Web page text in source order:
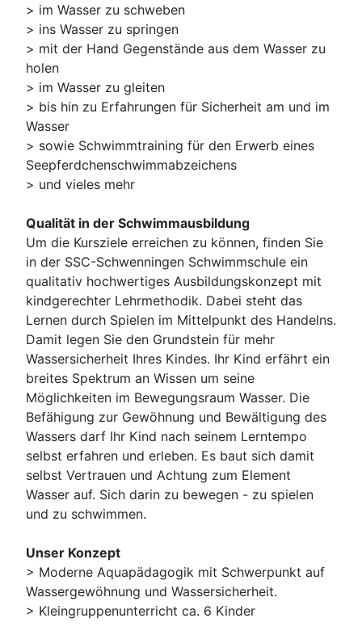
> im Wasser zu schweben
> ins Wasser zu springen
> mit der Hand Gegenstände aus dem Wasser zu
holen
> im Wasser zu gleiten
> bis hin zu Erfahrungen für Sicherheit am und im
Wasser
> sowie Schwimmtraining für den Erwerb eines
Seepferdchenschwimmabzeichens
> und vieles mehr
Qualität in der Schwimmausbildung
Um die Kursziele erreichen zu können, finden Sie
in der SSC-Schwenningen Schwimmschule ein
qualitativ hochwertiges Ausbildungskonzept mit
kindgerechter Lehrmethodik. Dabei steht das
Lernen durch Spielen im Mittelpunkt des Handelns.
Damit legen Sie den Grundstein für mehr
Wassersicherheit Ihres Kindes. Ihr Kind erfährt ein
breites Spektrum an Wissen um seine
Möglichkeiten im Bewegungsraum Wasser. Die
Befähigung zur Gewöhnung und Bewältigung des
Wassers darf Ihr Kind nach seinem Lerntempo
selbst erfahren und erleben. Es baut sich damit
selbst Vertrauen und Achtung zum Element
Wasser auf. Sich darin zu bewegen - zu spielen
und zu schwimmen.
Unser Konzept
> Moderne Aquapädagogik mit Schwerpunkt auf
Wassergewöhnung und Wassersicherheit.
> Kleingruppenunterricht ca. 6 Kinder